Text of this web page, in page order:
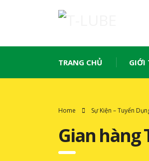
TRANG CHỦ GIỚI
Home Sự Kiện – Tuyển
Gian hàng